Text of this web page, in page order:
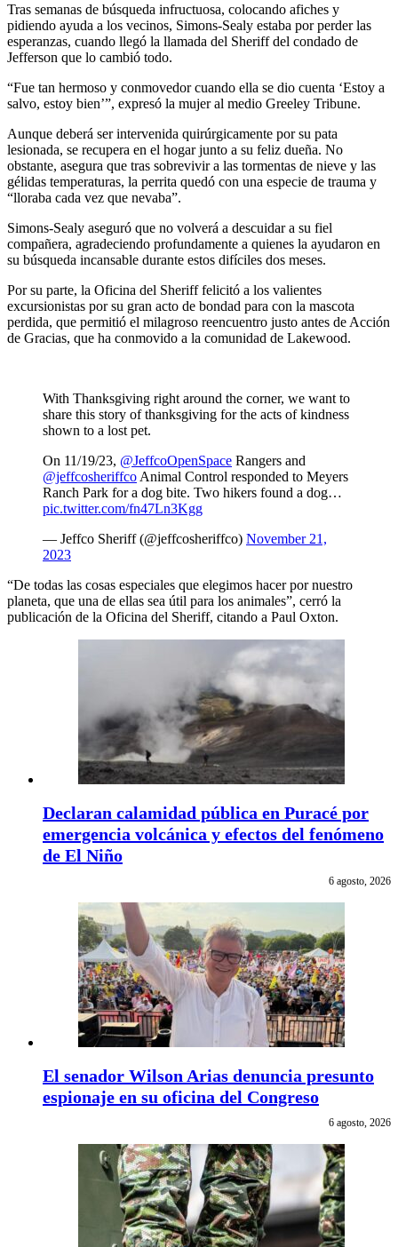
Tras semanas de búsqueda infructuosa, colocando afiches y
pidiendo ayuda a los vecinos, Simons-Sealy estaba por perder las
esperanzas, cuando llegó la llamada del Sheriff del condado de
Jefferson que lo cambió todo.
“Fue tan hermoso y conmovedor cuando ella se dio cuenta ‘Estoy a
salvo, estoy bien’”, expresó la mujer al medio Greeley Tribune.
Aunque deberá ser intervenida quirúrgicamente por su pata
lesionada, se recupera en el hogar junto a su feliz dueña. No
obstante, asegura que tras sobrevivir a las tormentas de nieve y las
gélidas temperaturas, la perrita quedó con una especie de trauma y
“lloraba cada vez que nevaba”.
Simons-Sealy aseguró que no volverá a descuidar a su fiel
compañera, agradeciendo profundamente a quienes la ayudaron en
su búsqueda incansable durante estos difíciles dos meses.
Por su parte, la Oficina del Sheriff felicitó a los valientes
excursionistas por su gran acto de bondad para con la mascota
perdida, que permitió el milagroso reencuentro justo antes de Acción
de Gracias, que ha conmovido a la comunidad de Lakewood.
With Thanksgiving right around the corner, we want to
share this story of thanksgiving for the acts of kindness
shown to a lost pet.
On 11/19/23, @JeffcoOpenSpace Rangers and
@jeffcosheriffco Animal Control responded to Meyers
Ranch Park for a dog bite. Two hikers found a dog…
pic.twitter.com/fn47Ln3Kgg
— Jeffco Sheriff (@jeffcosheriffco) November 21,
2023
“De todas las cosas especiales que elegimos hacer por nuestro
planeta, que una de ellas sea útil para los animales”, cerró la
publicación de la Oficina del Sheriff, citando a Paul Oxton.
Declaran calamidad pública en Puracé por
emergencia volcánica y efectos del fenómeno
de El Niño
6 agosto, 2026
El senador Wilson Arias denuncia presunto
espionaje en su oficina del Congreso
6 agosto, 2026